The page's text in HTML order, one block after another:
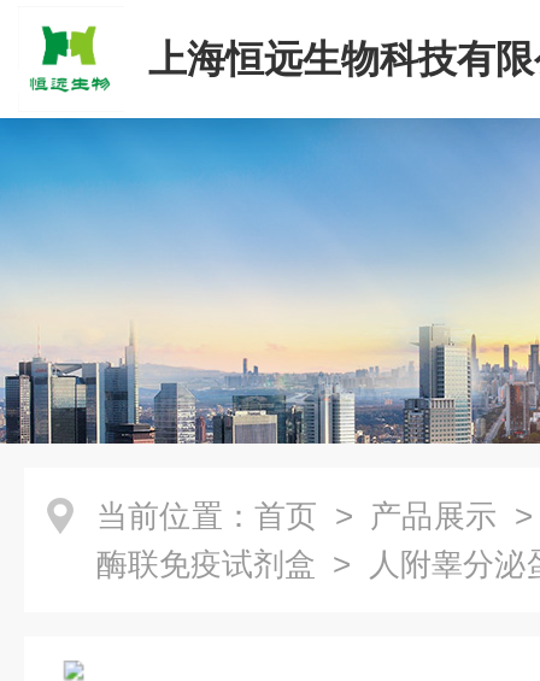
上海恒远生物科技有
当前位置： 首页 > 产品展示
酶联免疫试剂盒 > 人附睾分泌